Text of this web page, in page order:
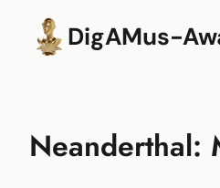
springen
DigAMus-
Neanderthal: